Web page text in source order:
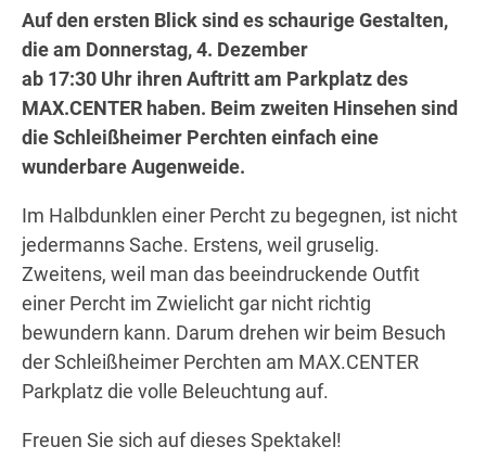
Wegbeschreibung
Auf den ersten Blick sind es schaurige Gestalten,
die am Donnerstag, 4. Dezember
ab 17:30 Uhr ihren Auftritt am Parkplatz des
MAX.CENTER haben. Beim zweiten Hinsehen sind
die Schleißheimer Perchten einfach eine
wunderbare Augenweide.
Im Halbdunklen einer Percht zu begegnen, ist nicht
jedermanns Sache. Erstens, weil gruselig.
Zweitens, weil man das beeindruckende Outfit
einer Percht im Zwielicht gar nicht richtig
bewundern kann. Darum drehen wir beim Besuch
der Schleißheimer Perchten am MAX.CENTER
Parkplatz die volle Beleuchtung auf.
Freuen Sie sich auf dieses Spektakel!